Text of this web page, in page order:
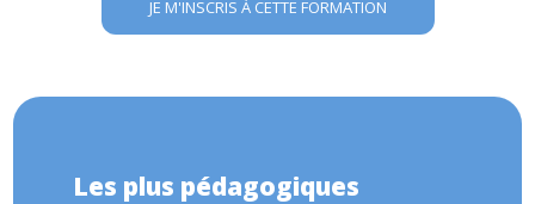
JE M'INSCRIS À CETTE FORMATION
Les plus pédagogiques